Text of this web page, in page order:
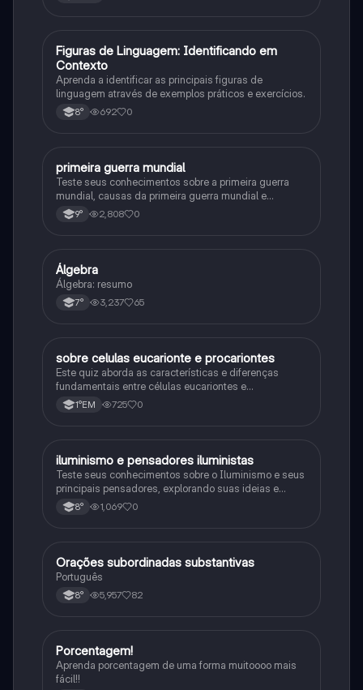
FPortuguês
Figuras de Linguagem: Identificando em
Contexto
Aprenda a identificar as principais figuras de
linguagem através de exemplos práticos e exercícios.
8° 692 0
História
primeira guerra mundial
Teste seus conhecimentos sobre a primeira guerra
mundial, causas da primeira guerra mundial e
consequências da Primeira Guerra Mundial, fases da
primeira guerra mundial
9° 2,808 0
Matematica
Álgebra
Álgebra: resumo
7° 3,237 65
Biologia
sobre celulas eucarionte e procariontes
Este quiz aborda as características e diferenças
fundamentais entre células eucariontes e
procariontes.
1°EM 725 0
História
iluminismo e pensadores iluministas
Teste seus conhecimentos sobre o Iluminismo e seus
principais pensadores, explorando suas ideias e
impacto histórico.
8° 1,069 0
Português
Orações subordinadas substantivas
Português
8° 5,957 82
Matematica
Porcentagem!
Aprenda porcentagem de uma forma muitoooo mais
fácil!!